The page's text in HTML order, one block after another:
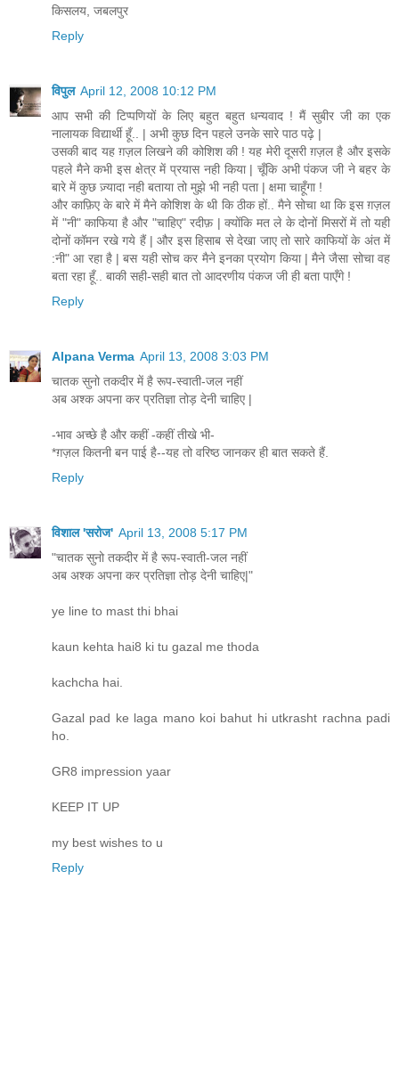
किसलय, जबलपुर
Reply
विपुल April 12, 2008 10:12 PM
आप सभी की टिप्पणियों के लिए बहुत बहुत धन्यवाद ! मैं सुबीर जी का एक
नालायक विद्यार्थी हूँ.. | अभी कुछ दिन पहले उनके सारे पाठ पढ़े |
उसकी बाद यह ग़ज़ल लिखने की कोशिश की ! यह मेरी दूसरी ग़ज़ल है और इसके
पहले मैने कभी इस क्षेत्र में प्रयास नही किया | चूँकि अभी पंकज जी ने बहर के
बारे में कुछ ज़्यादा नही बताया तो मुझे भी नही पता | क्षमा चाहूँगा !
और काफ़िए के बारे में मैने कोशिश के थी कि ठीक हों.. मैने सोचा था कि इस ग़ज़ल
में "नी" काफिया है और "चाहिए" रदीफ़ | क्योंकि मत ले के दोनों मिसरों में तो यही
दोनों कॉमन रखे गये हैं | और इस हिसाब से देखा जाए तो सारे काफियों के अंत में
:नी" आ रहा है | बस यही सोच कर मैने इनका प्रयोग किया | मैने जैसा सोचा वह
बता रहा हूँ.. बाकी सही-सही बात तो आदरणीय पंकज जी ही बता पाएँगे !
Reply
Alpana Verma April 13, 2008 3:03 PM
चातक सुनो तकदीर में है रूप-स्वाती-जल नहीं
अब अश्क अपना कर प्रतिज्ञा तोड़ देनी चाहिए |
-भाव अच्छे है और कहीं -कहीं तीखे भी-
*ग़ज़ल कितनी बन पाई है--यह तो वरिष्ठ जानकर ही बात सकते हैं.
Reply
विशाल 'सरोज' April 13, 2008 5:17 PM
"चातक सुनो तकदीर में है रूप-स्वाती-जल नहीं
अब अश्क अपना कर प्रतिज्ञा तोड़ देनी चाहिए|"
ye line to mast thi bhai
kaun kehta hai8 ki tu gazal me thoda
kachcha hai.
Gazal pad ke laga mano koi bahut hi utkrasht rachna padi
ho.
GR8 impression yaar
KEEP IT UP
my best wishes to u
Reply